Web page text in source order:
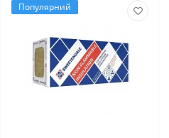
Популярний